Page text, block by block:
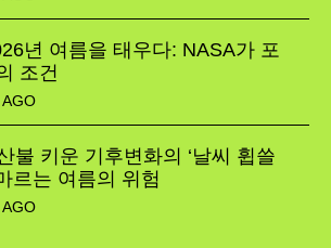
년 여름을 태우다: NASA가 포
조건
불 키운 기후변화의 ‘날씨 휩쓸
르는 여름의 위험